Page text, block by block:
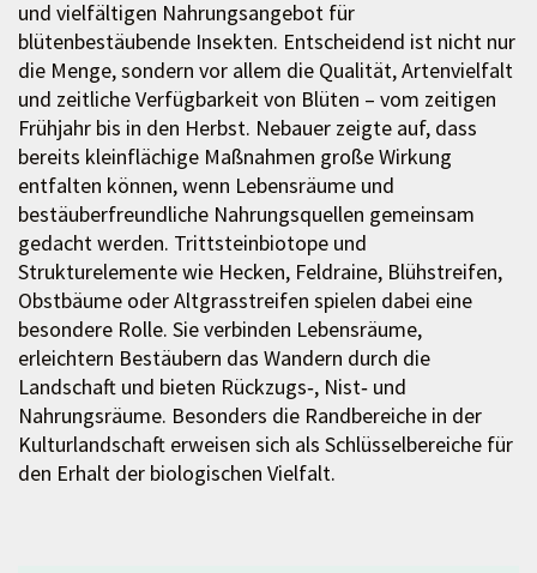
und vielfältigen Nahrungsangebot für
blütenbestäubende Insekten. Entscheidend ist nicht nur
die Menge, sondern vor allem die Qualität, Artenvielfalt
und zeitliche Verfügbarkeit von Blüten – vom zeitigen
Frühjahr bis in den Herbst. Nebauer zeigte auf, dass
bereits kleinflächige Maßnahmen große Wirkung
entfalten können, wenn Lebensräume und
bestäuberfreundliche Nahrungsquellen gemeinsam
gedacht werden. Trittsteinbiotope und
Strukturelemente wie Hecken, Feldraine, Blühstreifen,
Obstbäume oder Altgrasstreifen spielen dabei eine
besondere Rolle. Sie verbinden Lebensräume,
erleichtern Bestäubern das Wandern durch die
Landschaft und bieten Rückzugs‑, Nist‑ und
Nahrungsräume. Besonders die Randbereiche in der
Kulturlandschaft erweisen sich als Schlüsselbereiche für
den Erhalt der biologischen Vielfalt.